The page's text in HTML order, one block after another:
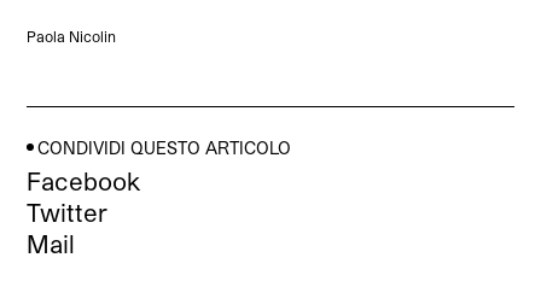
Paola Nicolin
CONDIVIDI QUESTO ARTICOLO
Facebook
Twitter
Mail